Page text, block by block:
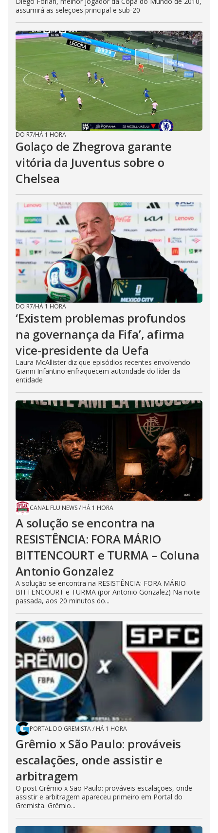
assumirá as seleções principal e sub-20
DO R7/HÁ 1 HORA
Golaço de Zhegrova garante
vitória da Juventus sobre o
Chelsea
DO R7/HÁ 1 HORA
‘Existem problemas profundos
na governança da Fifa’, afirma
vice-presidente da Uefa
Laura McAllister diz que episódios recentes envolvendo
Gianni Infantino enfraquecem autoridade do líder da
entidade
CANAL FLU NEWS/ HÁ 1 HORA
A solução se encontra na
RESISTÊNCIA: FORA MÁRIO
BITTENCOURT e TURMA – Coluna
Antonio Gonzalez
A solução se encontra na RESISTÊNCIA: FORA MÁRIO
BITTENCOURT e TURMA (por Antonio Gonzalez) Na noite
passada, aos 20 minutos do...
PORTAL DO GREMISTA/ HÁ 1 HORA
Grêmio x São Paulo: prováveis
escalações, onde assistir e
arbitragem
O post Grêmio x São Paulo: prováveis escalações, onde
assistir e arbitragem apareceu primeiro em Portal do
Gremista. Grêmio...